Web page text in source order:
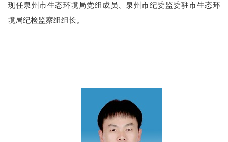
现任泉州市生态环境局党组成员、泉州市纪委监委驻市生态环
境局纪检监察组组长。